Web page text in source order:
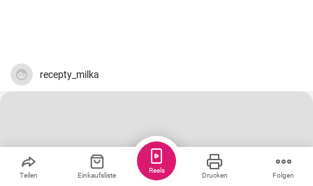
recepty_milka
Teilen Einkaufsliste Drucken Folgen
Reels